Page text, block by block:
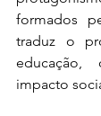
formados
traduz o
educação,
impacto